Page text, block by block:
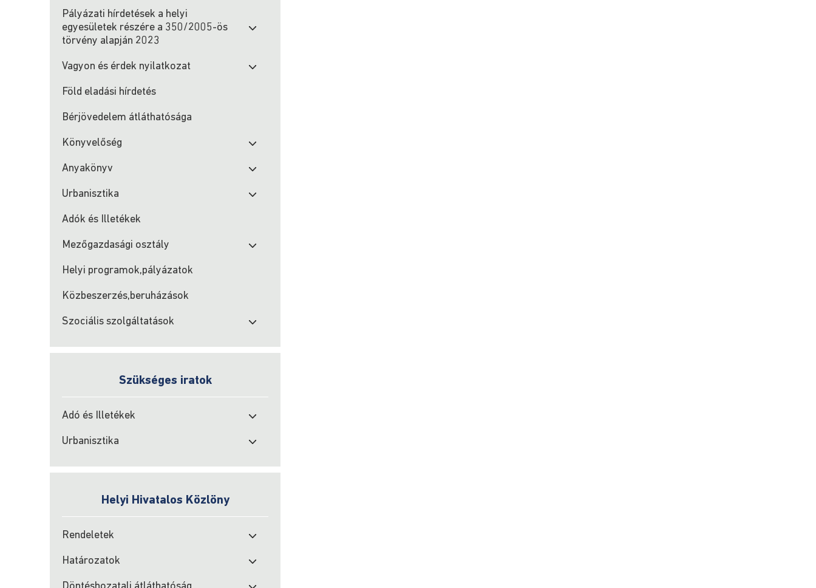
Pályázati hírdetések a helyi
egyesületek részére a 350/2005-ös
törvény alapján 2023
Vagyon és érdek nyilatkozat
Föld eladási hírdetés
Bérjövedelem átláthatósága
Könyvelőség
Anyakönyv
Urbanisztika
Adók és Illetékek
Mezőgazdasági osztály
Helyi programok,pályázatok
Közbeszerzés,beruházások
Szociális szolgáltatások
Szükséges iratok
Adó és Illetékek
Urbanisztika
Helyi Hivatalos Közlöny
Rendeletek
Határozatok